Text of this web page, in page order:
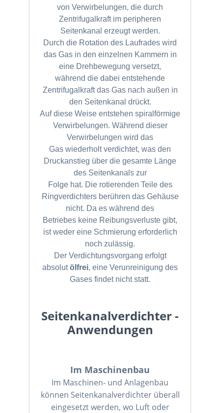
von Verwirbelungen, die durch
Zentrifugalkraft im peripheren
Seitenkanal erzeugt werden.
Durch die Rotation des Laufrades wird
das Gas in den einzelnen Kammern in
eine Drehbewegung versetzt,
während die dabei entstehende
Zentrifugalkraft das Gas nach außen in
den Seitenkanal drückt.
Auf diese Weise entstehen spiralförmige
Verwirbelungen. Während dieser
Verwirbelungen wird das
Gas wiederholt verdichtet, was den
Druckanstieg über die gesamte Länge
des Seitenkanals zur
Folge hat. Die rotierenden Teile des
Ringverdichters berühren das Gehäuse
nicht. Da es während des
Betriebes keine Reibungsverluste gibt,
ist weder eine Schmierung erforderlich
noch zulässig.
Der Verdichtungsvorgang erfolgt
absolut ölfrei, eine Verunreinigung des
Gases findet nicht statt.
Seitenkanalverdichter -
Anwendungen
Im Maschinenbau
Im Maschinen- und Anlagenbau
können Seitenkanalverdichter überall
eingesetzt werden, wo Luft oder